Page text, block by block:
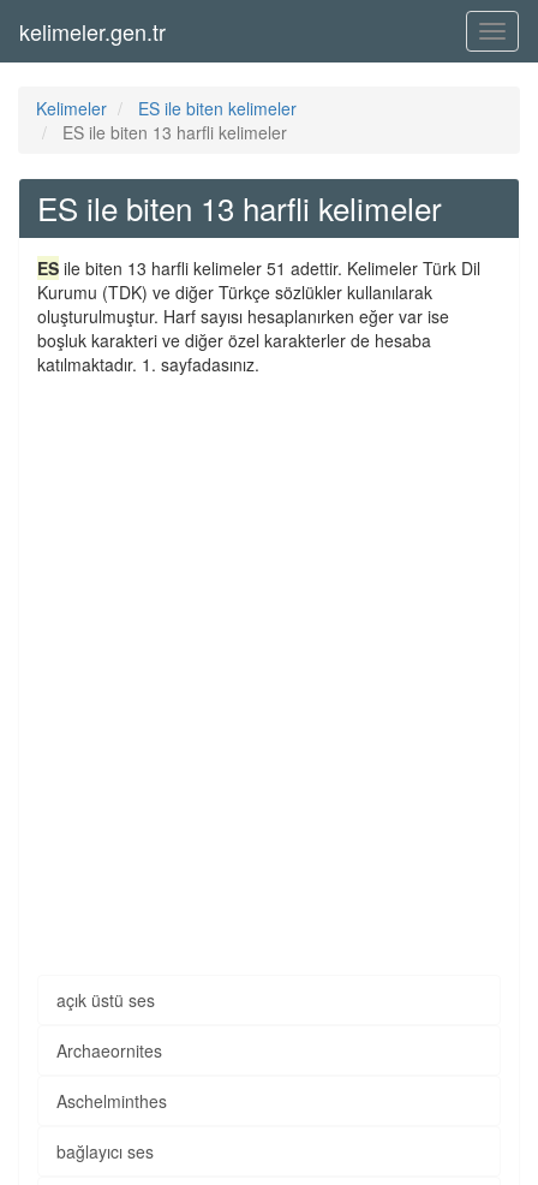
Menü
kelimeler.gen.tr
Kelimeler
ES ile biten kelimeler
ES ile biten 13 harfli kelimeler
ES ile biten 13 harfli kelimeler
ES ile biten 13 harfli kelimeler 51 adettir. Kelimeler Türk Dil
Kurumu (TDK) ve diğer Türkçe sözlükler kullanılarak
oluşturulmuştur. Harf sayısı hesaplanırken eğer var ise
boşluk karakteri ve diğer özel karakterler de hesaba
katılmaktadır. 1. sayfadasınız.
açık üstü ses
Archaeornites
Aschelminthes
bağlayıcı ses